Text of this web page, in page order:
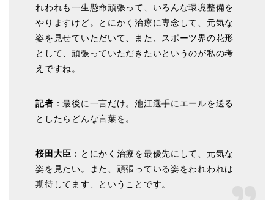
れわれも一生懸命頑張って、いろんな環境整備を
やりますけど。とにかく治療に専念して、元気な
姿を見せていただいて、また、スポーツ界の花形
として、頑張っていただきたいというのが私の考
えですね。
記者 ：最後に一言だけ。池江選手にエールを送る
としたらどんな言葉を。
桜田大臣 ：とにかく治療を最優先にして、元気な
姿を見たい。また、頑張っている姿をわれわれは
期待してます、ということです。